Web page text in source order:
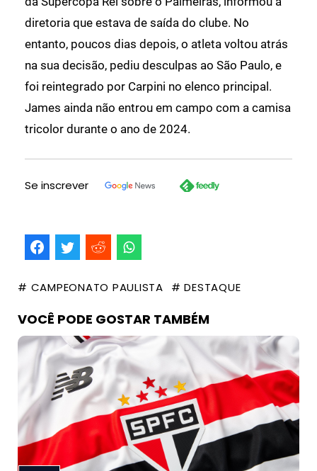
diretoria que estava de saída do clube. No
entanto, poucos dias depois, o atleta voltou atrás
na sua decisão, pediu desculpas ao São Paulo, e
foi reintegrado por Carpini no elenco principal.
James ainda não entrou em campo com a camisa
tricolor durante o ano de 2024.
Se inscrever
# CAMPEONATO PAULISTA # DESTAQUE
VOCÊ PODE GOSTAR TAMBÉM